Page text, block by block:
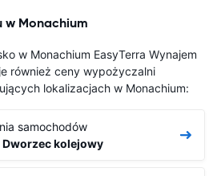
w Monachium
w Monachium EasyTerra Wynajem
również ceny wypożyczalni
lokalizacjach w Monachium:
samochodów
kolejowy